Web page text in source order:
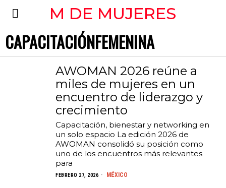
M DE MUJERES
CAPACITACIÓNFEMENINA
AWOMAN 2026 reúne a
miles de mujeres en un
encuentro de liderazgo y
crecimiento
Capacitación, bienestar y networking en
un solo espacio La edición 2026 de
AWOMAN consolidó su posición como
uno de los encuentros más relevantes
para
FEBRERO 27, 2026 MÉXICO